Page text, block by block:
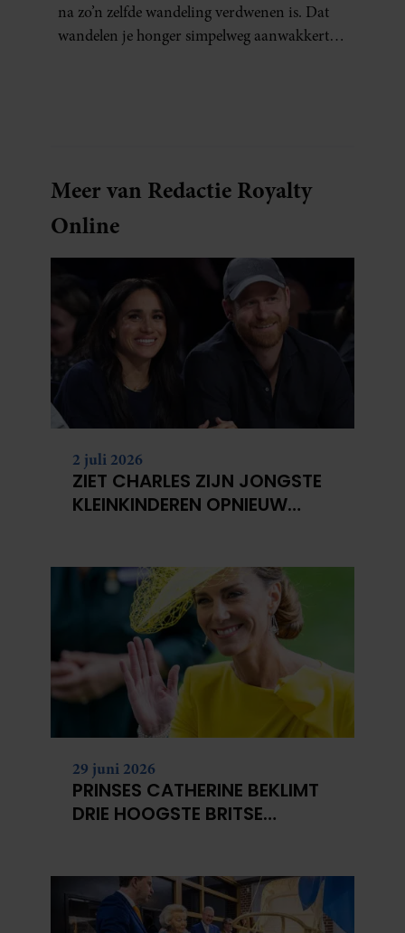
na zo’n zelfde wandeling verdwenen is. Dat
wandelen je honger simpelweg aanwakkert,
Meer van Redactie Royalty
Online
2 juli 2026
ZIET CHARLES ZIJN JONGSTE
KLEINKINDEREN OPNIEUW
29 juni 2026
PRINSES CATHERINE BEKLIMT
DRIE HOOGSTE BRITSE